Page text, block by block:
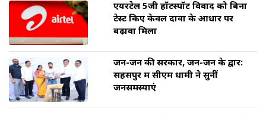
एयरटेल 5जी हॉटस्पॉट विवाद को बिना
टेस्ट किए केवल दावों के आधार पर
बढ़ावा मिला
जन-जन की सरकार, जन-जन के द्वार:
सहसपुर में सीएम धामी ने सुनीं
जनसमस्याएं